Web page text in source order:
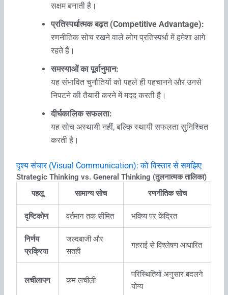
सक्षम बनाती है।
प्रतिस्पर्धात्मक बढ़त (Competitive Advantage):
रणनीतिक सोच रखने वाले लोग प्रतिस्पर्धा में हमेशा आगे
रहते हैं।
समस्याओं का पूर्वानुमान:
यह संभावित चुनौतियों को पहले ही पहचानने और उनसे
निपटने की तैयारी करने में मदद करती है।
दीर्घकालिक सफलता:
यह सोच अस्थायी नहीं, बल्कि स्थायी सफलता सुनिश्चित
करती है।
दृश्य संचार (Visual Communication): को विस्‍तार से समझिए
Strategic Thinking vs. General Thinking (तुलनात्मक तालिका)
पहलू
सामान्य सोच रणनीतिक सोच
दृष्टिकोण वर्तमान तक सीमित भविष्य पर केंद्रित
निर्णय
प्रक्रिया
जल्दबाजी और
सतही
गहराई से विश्लेषण आधारित
लचीलापन कम लचीली
परिस्थितियों अनुसार बदलने
योग्य